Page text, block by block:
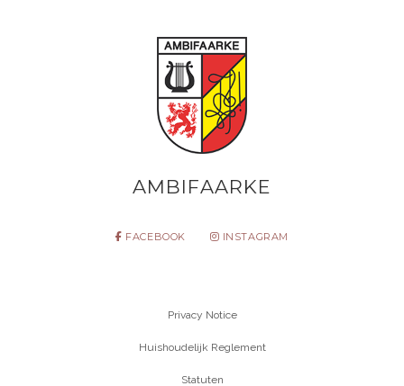
AMBIFAARKE
FACEBOOK INSTAGRAM
Privacy Notice
Huishoudelijk Reglement
Statuten